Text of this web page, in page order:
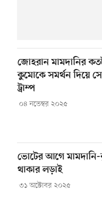
জোহরান মামদানির
কুমোকে সমর্থন দিয়ে
ট্রাম্প
০৪ নভেম্বর ২০২৫
ভোটের আগে
থাকার লড়াই
৩১ অক্টোবর ২০২৫